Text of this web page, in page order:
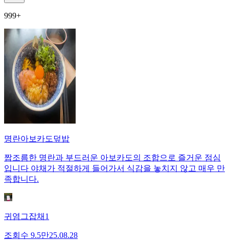
999+
명란아보카도덮밥
짭조름한 명란과 부드러운 아보카도의 조합으로 즐거운 점심
입니다 야채가 적절하게 들어가서 식감을 놓치지 않고 매우 만
족합니다.
귀염그잡채1
조회수 9.5만25.08.28